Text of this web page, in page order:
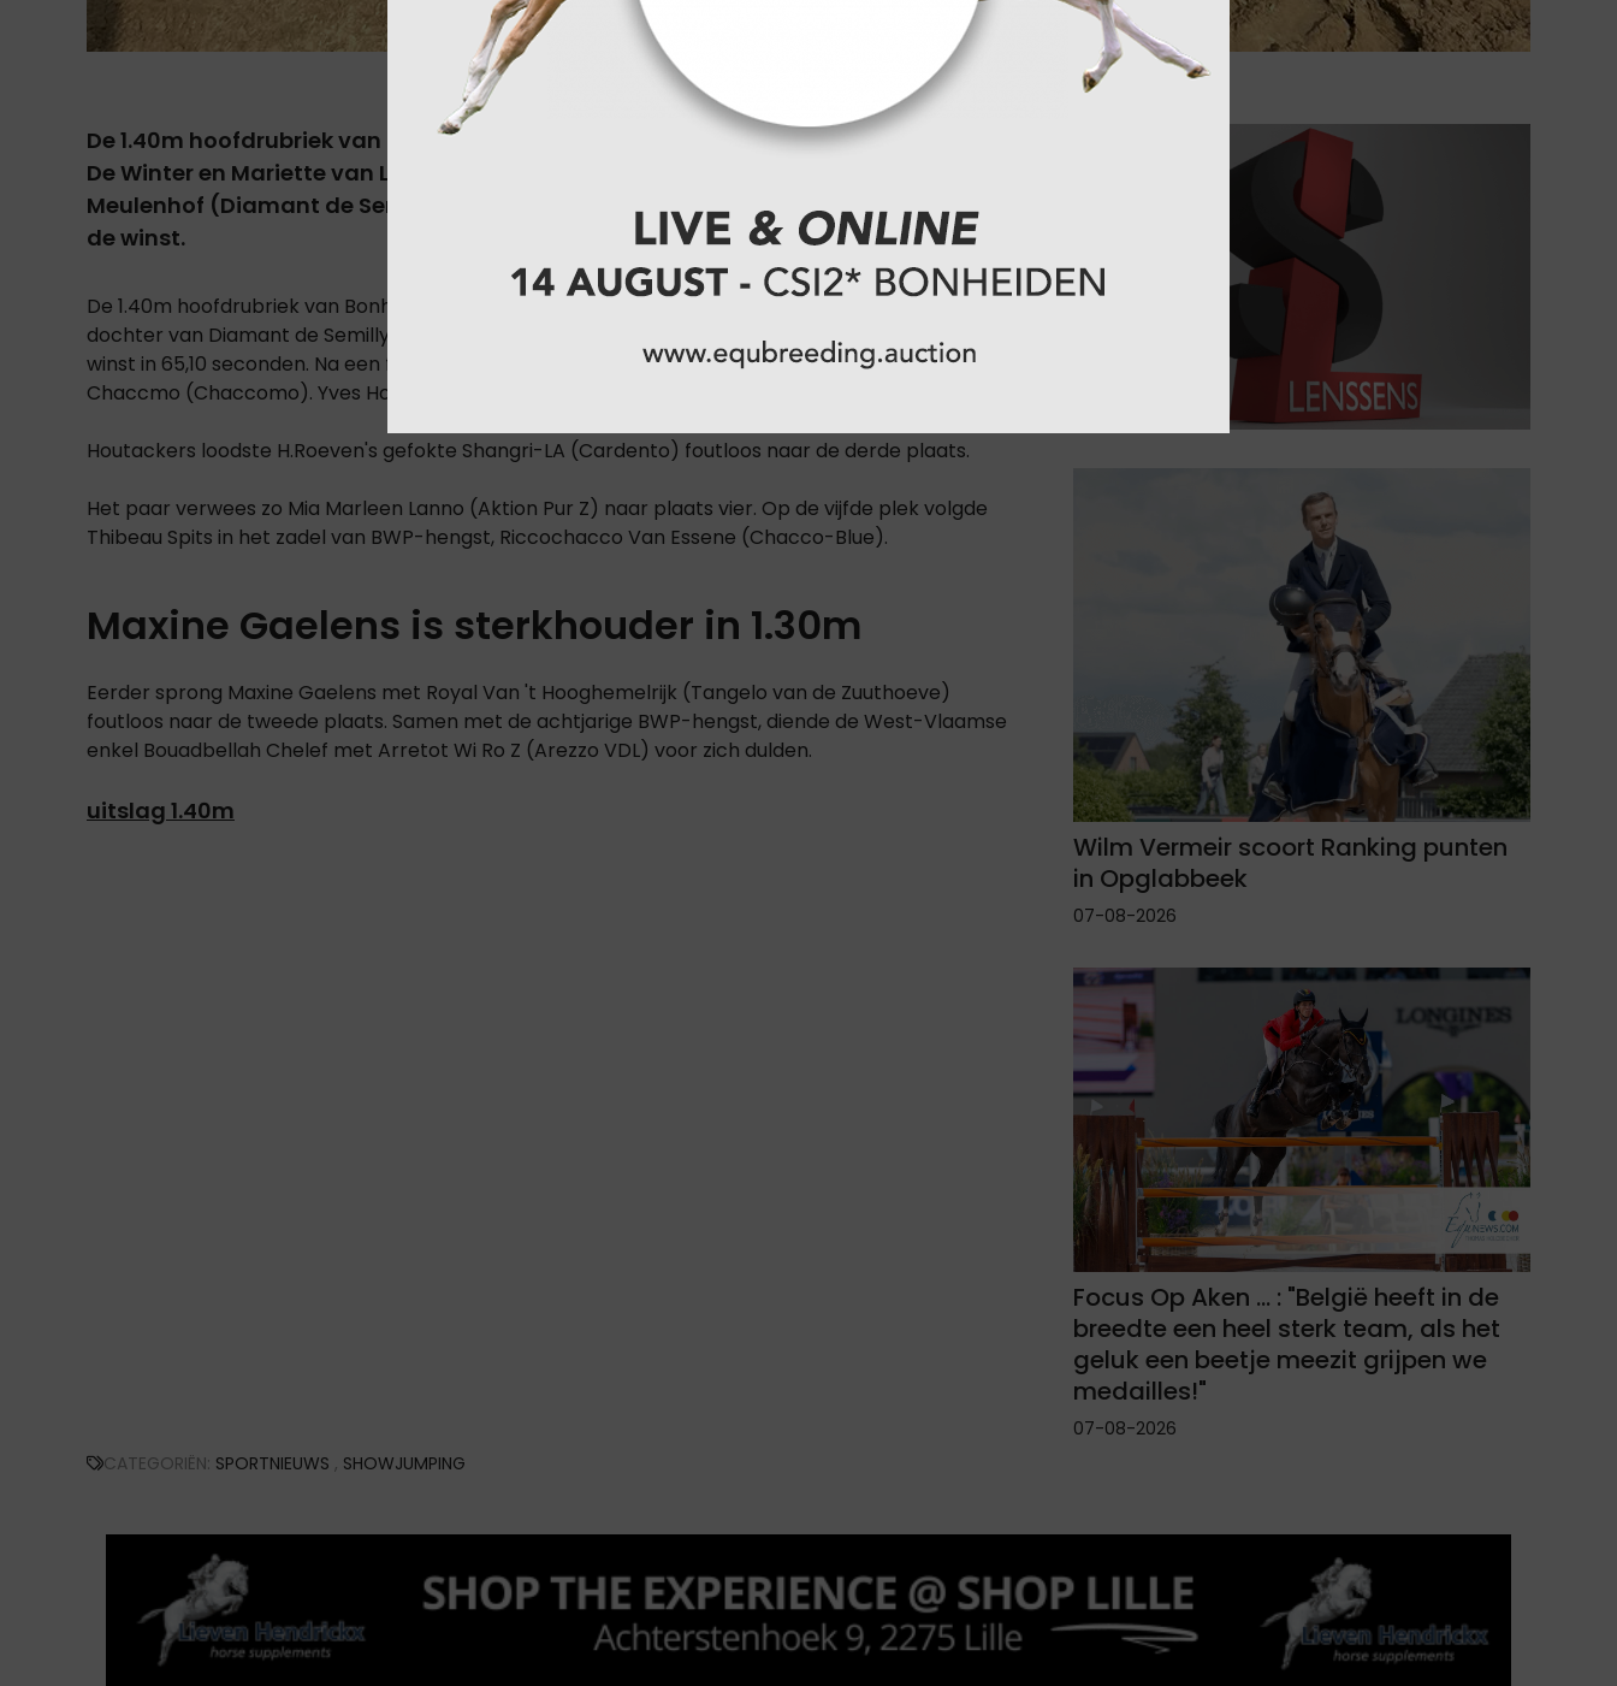
De 1.40m hoofdrubriek van Bonheiden bleef na afloop in Belgische handen. Jeroen
De Winter en Mariette van Lombergen's gefokte, BWP-merrie, L'Innocence Van 't
Meulenhof (Diamant de Semilly) sprongen op een halve seconde voorsprong naar
de winst.
De 1.40m hoofdrubriek van Bonheiden werd rechtstreeks op tijd verreden. Samen met de 14-jarige
dochter van Diamant de Semilly, L'Innocence Van t Meulenhof, sprong Jeroen de Winter naar de
winst in 65,10 seconden. Na een finish in 65,60 seconden volgde Mylen Kruse met de 15-jarige
Chaccmo (Chaccomo). Yves Houtackers verzekerde een internationale top drie.
Houtackers loodste H.Roeven's gefokte Shangri-LA (Cardento) foutloos naar de derde plaats.
Het paar verwees zo Mia Marleen Lanno (Aktion Pur Z) naar plaats vier. Op de vijfde plek volgde
Thibeau Spits in het zadel van BWP-hengst, Riccochacco Van Essene (Chacco-Blue).
Maxine Gaelens is sterkhouder in 1.30m
Eerder sprong Maxine Gaelens met Royal Van 't Hooghemelrijk (Tangelo van de Zuuthoeve)
foutloos naar de tweede plaats. Samen met de achtjarige BWP-hengst, diende de West-Vlaamse
enkel Bouadbellah Chelef met Arretot Wi Ro Z (Arezzo VDL) voor zich dulden.
uitslag 1.40m
Wilm Vermeir scoort Ranking punten
in Opglabbeek
07-08-2026
Focus Op Aken ... : "België heeft in de
breedte een heel sterk team, als het
geluk een beetje meezit grijpen we
medailles!"
07-08-2026
CATEGORIËN: SPORTNIEUWS , SHOWJUMPING